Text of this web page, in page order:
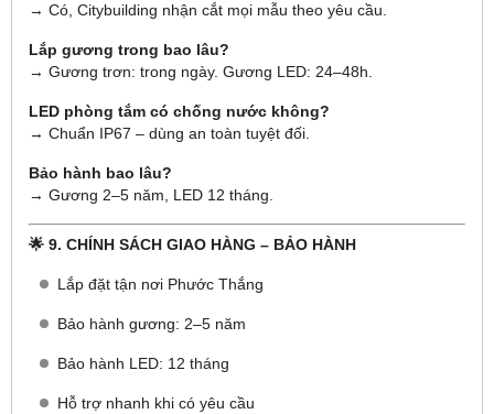
→ Có, Citybuilding nhận cắt mọi mẫu theo yêu cầu.
Lắp gương trong bao lâu?
→ Gương trơn: trong ngày. Gương LED: 24–48h.
LED phòng tắm có chống nước không?
→ Chuẩn IP67 – dùng an toàn tuyệt đối.
Bảo hành bao lâu?
→ Gương 2–5 năm, LED 12 tháng.
🌟 9. CHÍNH SÁCH GIAO HÀNG – BẢO HÀNH
Lắp đặt tận nơi Phước Thắng
Bảo hành gương: 2–5 năm
Bảo hành LED: 12 tháng
Hỗ trợ nhanh khi có yêu cầu